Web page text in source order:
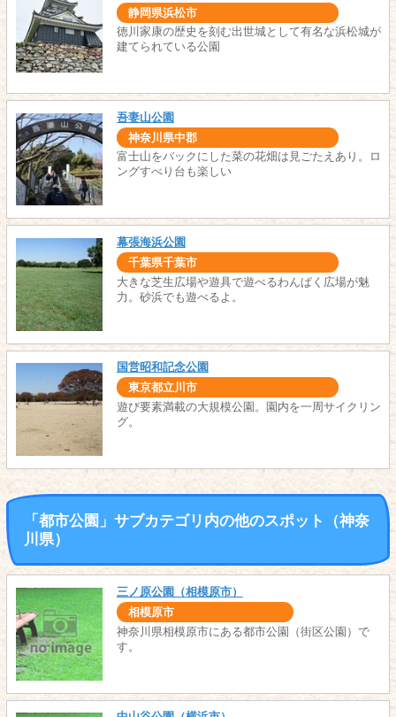
静岡県浜松市
徳川家康の歴史を刻む出世城として有名な浜松城が
建てられている公園
吾妻山公園
神奈川県中郡
富士山をバックにした菜の花畑は見ごたえあり。ロ
ングすべり台も楽しい
幕張海浜公園
千葉県千葉市
大きな芝生広場や遊具で遊べるわんぱく広場が魅
力。砂浜でも遊べるよ。
国営昭和記念公園
東京都立川市
遊び要素満載の大規模公園。園内を一周サイクリン
グ。
「都市公園」サブカテゴリ内の他のスポット（神奈
川県）
三ノ原公園（相模原市）
相模原市
神奈川県相模原市にある都市公園（街区公園）で
す。